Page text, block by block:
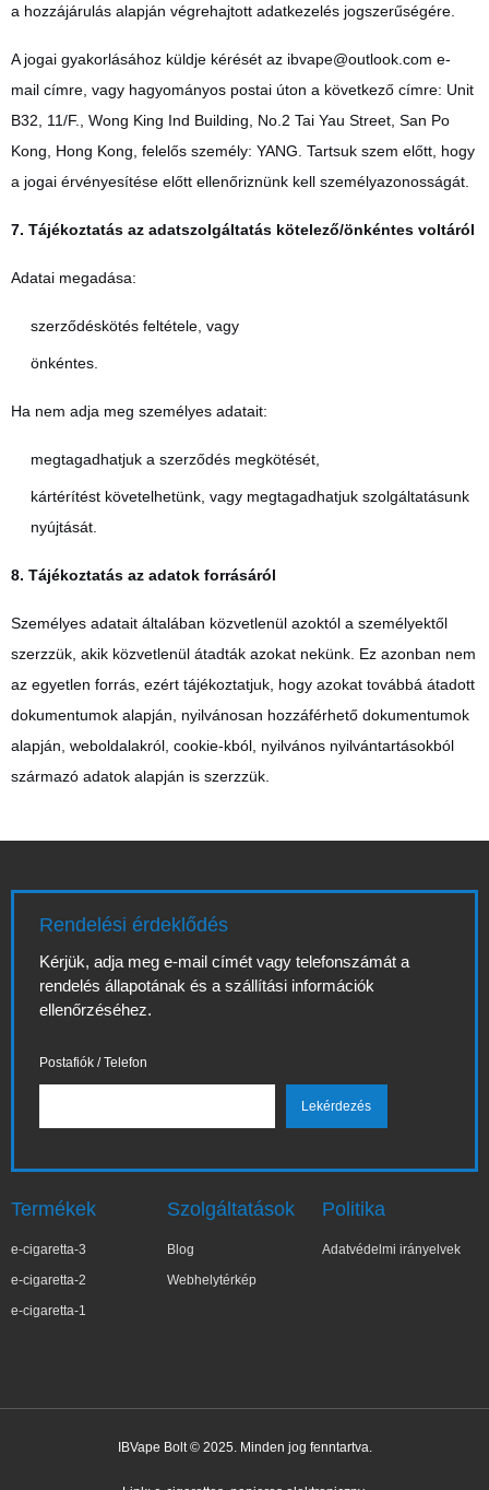
a hozzájárulás alapján végrehajtott adatkezelés jogszerűségére.
A jogai gyakorlásához küldje kérését az ibvape@outlook.com e-
mail címre, vagy hagyományos postai úton a következő címre: Unit
B32, 11/F., Wong King Ind Building, No.2 Tai Yau Street, San Po
Kong, Hong Kong, felelős személy: YANG. Tartsuk szem előtt, hogy
a jogai érvényesítése előtt ellenőriznünk kell személyazonosságát.
7. Tájékoztatás az adatszolgáltatás kötelező/önkéntes voltáról
Adatai megadása:
szerződéskötés feltétele, vagy
önkéntes.
Ha nem adja meg személyes adatait:
megtagadhatjuk a szerződés megkötését,
kártérítést követelhetünk, vagy megtagadhatjuk szolgáltatásunk
nyújtását.
8. Tájékoztatás az adatok forrásáról
Személyes adatait általában közvetlenül azoktól a személyektől
szerzzük, akik közvetlenül átadták azokat nekünk. Ez azonban nem
az egyetlen forrás, ezért tájékoztatjuk, hogy azokat továbbá átadott
dokumentumok alapján, nyilvánosan hozzáférhető dokumentumok
alapján, weboldalakról, cookie-kból, nyilvános nyilvántartásokból
származó adatok alapján is szerzzük.
Rendelési érdeklődés
Kérjük, adja meg e-mail címét vagy telefonszámát a
rendelés állapotának és a szállítási információk
ellenőrzéséhez.
Postafiók / Telefon
Termékek
e-cigaretta-3
e-cigaretta-2
e-cigaretta-1
Szolgáltatások
Blog
Webhelytérkép
Politika
Adatvédelmi irányelvek
IBVape Bolt © 2025. Minden jog fenntartva.